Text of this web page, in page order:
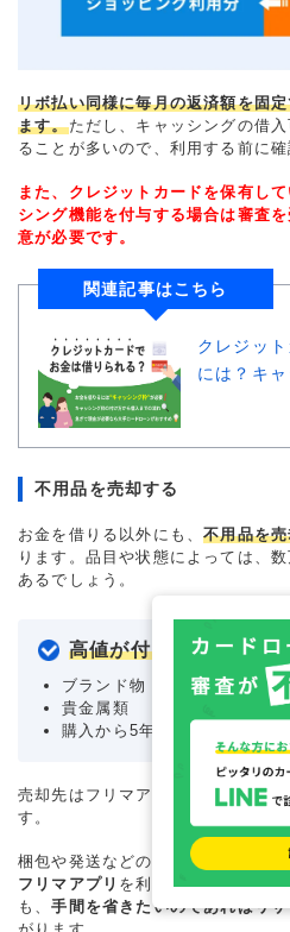
リボ払い同様に毎月の返済額を固
ます。ただし、キャッシングの借
ることが多いので、利用する前に確
また、クレジットカードを保有し
シング機能を付与する場合は審査
意が必要です。
関連記事はこちら
クレジッ
には？キ
不用品を売却する
お金を借りる以外にも、不用品を
ります。品目や状態によっては、
あるでしょう。
高値が付きやすい品目
ブランド物
貴金属類
購入から5年以内の家電・電
売却先はフリマアプリやリサイク
す。
梱包や発送などの手間が生じるも
フリマアプリ を利用しましょう。
も、手間を省きたいのであればリ